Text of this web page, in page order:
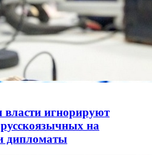
игнорируют
на
дипломаты